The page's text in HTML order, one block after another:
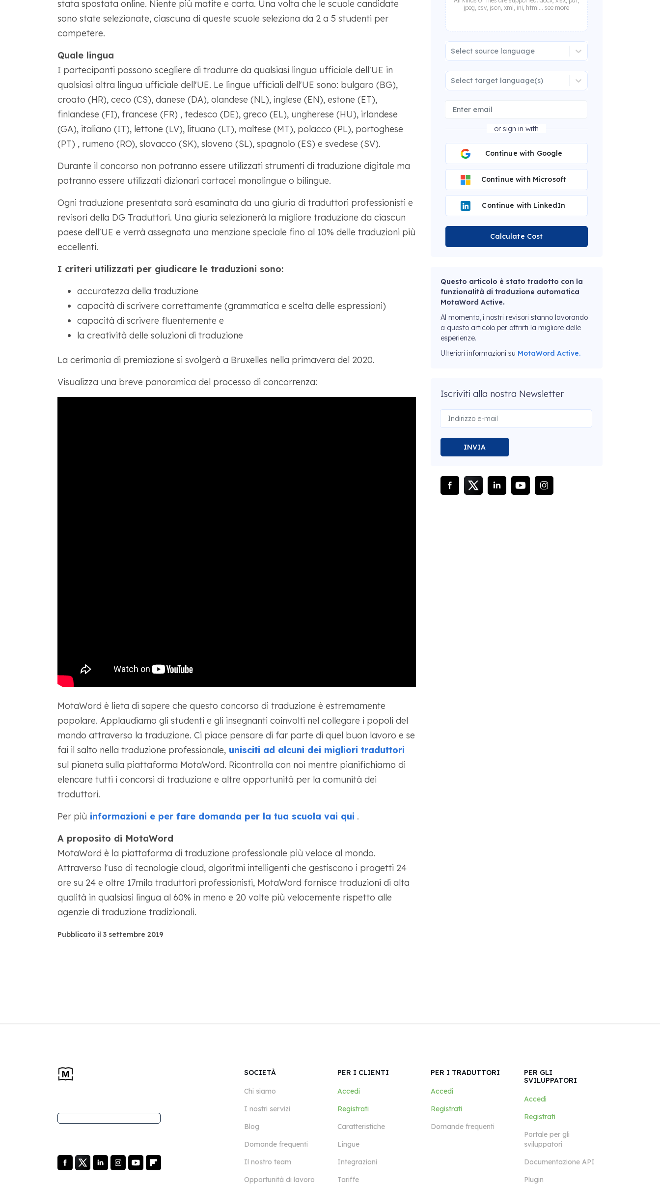
stata spostata online. Niente più matite e carta. Una volta che le scuole candidate
sono state selezionate, ciascuna di queste scuole seleziona da 2 a 5 studenti per
competere.
Quale lingua
I partecipanti possono scegliere di tradurre da qualsiasi lingua ufficiale dell'UE in
qualsiasi altra lingua ufficiale dell'UE. Le lingue ufficiali dell'UE sono: bulgaro (BG),
croato (HR), ceco (CS), danese (DA), olandese (NL), inglese (EN), estone (ET),
finlandese (FI), francese (FR) , tedesco (DE), greco (EL), ungherese (HU), irlandese
(GA), italiano (IT), lettone (LV), lituano (LT), maltese (MT), polacco (PL), portoghese
(PT) , rumeno (RO), slovacco (SK), sloveno (SL), spagnolo (ES) e svedese (SV).
Durante il concorso non potranno essere utilizzati strumenti di traduzione digitale ma
potranno essere utilizzati dizionari cartacei monolingue o bilingue.
Ogni traduzione presentata sarà esaminata da una giuria di traduttori professionisti e
revisori della DG Traduttori. Una giuria selezionerà la migliore traduzione da ciascun
paese dell'UE e verrà assegnata una menzione speciale fino al 10% delle traduzioni più
eccellenti.
I criteri utilizzati per giudicare le traduzioni sono:
accuratezza della traduzione
capacità di scrivere correttamente (grammatica e scelta delle espressioni)
capacità di scrivere fluentemente e
la creatività delle soluzioni di traduzione
La cerimonia di premiazione si svolgerà a Bruxelles nella primavera del 2020.
Visualizza una breve panoramica del processo di concorrenza:
MotaWord è lieta di sapere che questo concorso di traduzione è estremamente
popolare. Applaudiamo gli studenti e gli insegnanti coinvolti nel collegare i popoli del
mondo attraverso la traduzione. Ci piace pensare di far parte di quel buon lavoro e se
fai il salto nella traduzione professionale,unisciti ad alcuni dei migliori traduttori
sul pianeta sulla piattaforma MotaWord. Ricontrolla con noi mentre pianifichiamo di
elencare tutti i concorsi di traduzione e altre opportunità per la comunità dei
traduttori.
Per più informazioni e per fare domanda per la tua scuola vai qui .
A proposito di MotaWord
MotaWord è la piattaforma di traduzione professionale più veloce al mondo.
Attraverso l'uso di tecnologie cloud, algoritmi intelligenti che gestiscono i progetti 24
ore su 24 e oltre 17mila traduttori professionisti, MotaWord fornisce traduzioni di alta
qualità in qualsiasi lingua al 60% in meno e 20 volte più velocemente rispetto alle
agenzie di traduzione tradizionali.
Pubblicato il 3 settembre 2019
jpeg, csv, json, xml, ini, html... see more
Select source language
Select target language(s)
or sign in with
Continue with Google
Continue with Microsoft
Continue with LinkedIn
Calculate Cost
Questo articolo è stato tradotto con la
funzionalità di traduzione automatica
MotaWord Active.
Al momento, i nostri revisori stanno lavorando
a questo articolo per offrirti la migliore delle
esperienze.
Ulteriori informazioni su MotaWord Active.
Iscriviti alla nostra Newsletter
INVIA
SOCIETÀ
Chi siamo
I nostri servizi
Blog
Domande frequenti
Il nostro team
Opportunità di lavoro
PER I CLIENTI
Accedi
Registrati
Caratteristiche
Lingue
Integrazioni
Tariffe
PER I TRADUTTORI
Accedi
Registrati
Domande frequenti
PER GLI
SVILUPPATORI
Accedi
Registrati
Portale per gli
sviluppatori
Documentazione API
Plugin